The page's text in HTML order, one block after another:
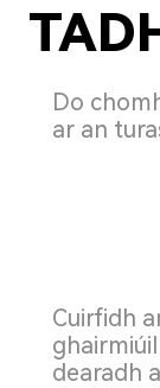
Do
ar an
Cuirfidh
dearadh